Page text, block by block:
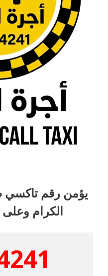
يؤمن رقم تاكسي
الكرام وعلى